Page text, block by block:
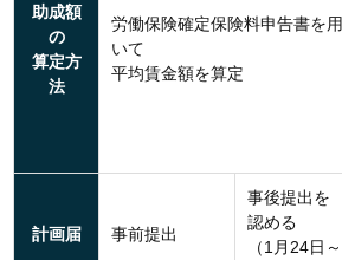
助成額
の
算定方
法
労働保険確定保険料申告書を用
いて
平均賃金額を算定
計画届 事前提出
事後提出を
認める
（1月24日～